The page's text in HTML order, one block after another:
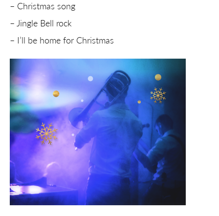
– Christmas song
– Jingle Bell rock
– I’ll be home for Christmas